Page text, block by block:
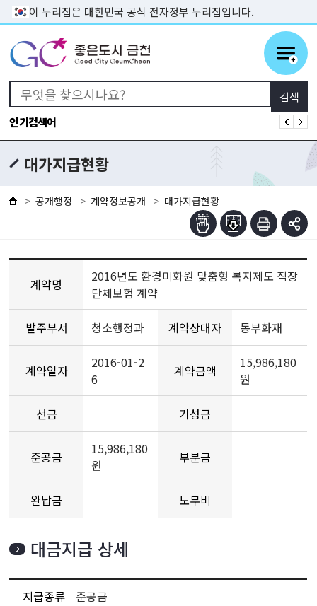
본문 바로가기
이 누리집은 대한민국 공식 전자정부 누리집입니다.
인기검색어
대가지급현황
공개행정 계약정보공개 대가지급현황
계약명
2016년도 환경미화원 맞춤형 복지제도 직장
단체보험 계약
발주부서 청소행정과 계약상대자 동부화재
계약일자
2016-01-2
6
계약금액
15,986,180
원
선금 기성금
준공금
15,986,180
원
부분금
완납금 노무비
대금지급 상세
지급종류
준공금